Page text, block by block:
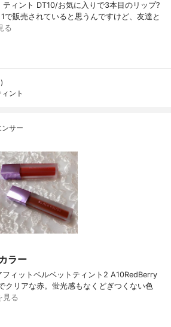
ィント DT10/お気に入りで3本目のリップ?
で販売されていると思うんですけど、友達と
る
ント
サー
ラー
フィットベルベットティント2 A10RedBerry
クリアな赤。蛍光感もなくどぎつくない色
見る